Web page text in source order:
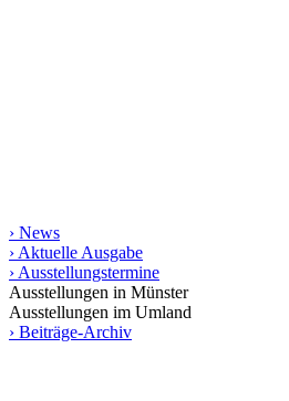
› News
› Aktuelle Ausgabe
› Ausstellungstermine
Ausstellungen in Münster
Ausstellungen im Umland
› Beiträge-Archiv